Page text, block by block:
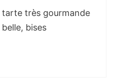
très gourmande
bises